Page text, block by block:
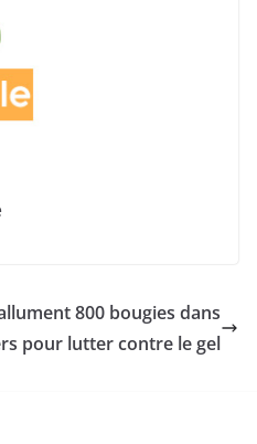
800 bougies dans
pour lutter contre le gel